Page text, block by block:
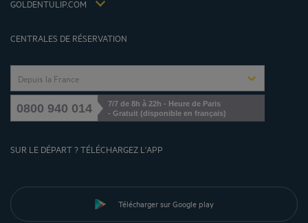
GOLDENTULIP.COM
CENTRALES DE RÉSERVATION
Depuis la France
0800 940 014
7/7 de 8h à 22h - Heure de Paris
- Gratuit (disponible en français)
SUR LE DÉPART ? TÉLÉCHARGEZ L'APP
Télécharger sur Google play